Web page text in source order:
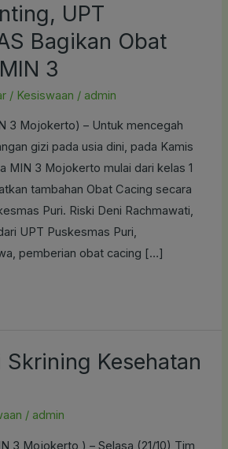
UPT
Bagikan Obat
3
/ Kesiswaan / admin
3 Mojokerto) – Untuk mencegah
gizi pada usia dini, pada Kamis
MIN 3 Mojokerto mulai dari kelas 1
tambahan Obat Cacing secara
Puri. Riski Deni Rachmawati,
UPT Puskesmas Puri,
pemberian obat cacing […]
Kesehatan
/ admin
3 Mojokerto ) – Selasa (21/10) Tim